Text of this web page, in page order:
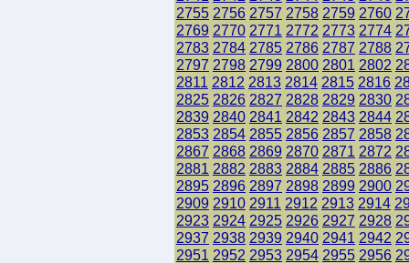
2755 2756 2757 2758 2759 2760
2769 2770 2771 2772 2773 2774
2783 2784 2785 2786 2787 2788
2797 2798 2799 2800 2801 2802
2811 2812 2813 2814 2815 2816
2825 2826 2827 2828 2829 2830
2839 2840 2841 2842 2843 2844
2853 2854 2855 2856 2857 2858
2867 2868 2869 2870 2871 2872
2881 2882 2883 2884 2885 2886
2895 2896 2897 2898 2899 2900
2909 2910 2911 2912 2913 2914
2923 2924 2925 2926 2927 2928
2937 2938 2939 2940 2941 2942
2951 2952 2953 2954 2955 2956